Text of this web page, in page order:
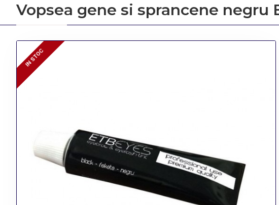
Vopsea gene si sprancene negru
IN STOC
IN STOC